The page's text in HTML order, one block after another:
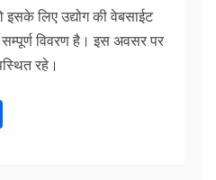
इसके लिए उद्योग की वेबसाईट
विवरण है। इस अवसर पर
रहे।